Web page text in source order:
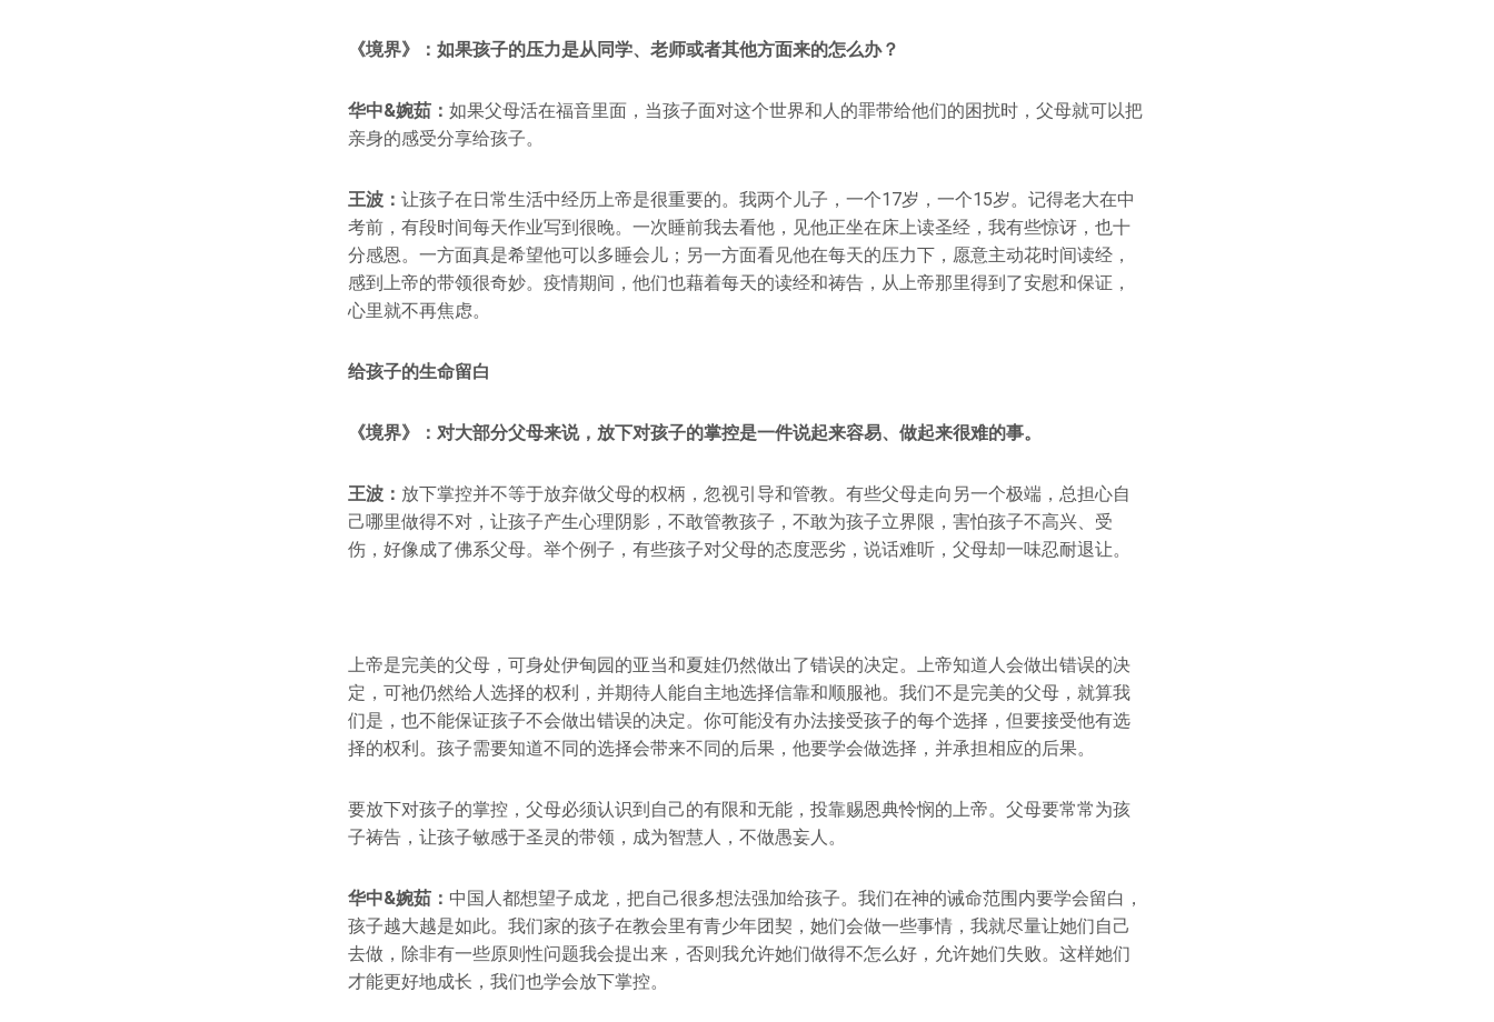
《境界》：如果孩子的压力是从同学、老师或者其他方面来的怎么办？
华中&婉茹： 如果父母活在福音里面，当孩子面对这个世界和人的罪带给他们的困扰时，父母就可以把
亲身的感受分享给孩子。
王波： 让孩子在日常生活中经历上帝是很重要的。我两个儿子，一个17岁，一个15岁。记得老大在中
考前，有段时间每天作业写到很晚。一次睡前我去看他，见他正坐在床上读圣经，我有些惊讶，也十
分感恩。一方面真是希望他可以多睡会儿；另一方面看见他在每天的压力下，愿意主动花时间读经，
感到上帝的带领很奇妙。疫情期间，他们也藉着每天的读经和祷告，从上帝那里得到了安慰和保证，
心里就不再焦虑。
给孩子的生命留白
《境界》：对大部分父母来说，放下对孩子的掌控是一件说起来容易、做起来很难的事。
王波： 放下掌控并不等于放弃做父母的权柄，忽视引导和管教。有些父母走向另一个极端，总担心自
己哪里做得不对，让孩子产生心理阴影，不敢管教孩子，不敢为孩子立界限，害怕孩子不高兴、受
伤，好像成了佛系父母。举个例子，有些孩子对父母的态度恶劣，说话难听，父母却一味忍耐退让。
上帝是完美的父母，可身处伊甸园的亚当和夏娃仍然做出了错误的决定。上帝知道人会做出错误的决
定，可祂仍然给人选择的权利，并期待人能自主地选择信靠和顺服祂。我们不是完美的父母，就算我
们是，也不能保证孩子不会做出错误的决定。你可能没有办法接受孩子的每个选择，但要接受他有选
择的权利。孩子需要知道不同的选择会带来不同的后果，他要学会做选择，并承担相应的后果。
要放下对孩子的掌控，父母必须认识到自己的有限和无能，投靠赐恩典怜悯的上帝。父母要常常为孩
子祷告，让孩子敏感于圣灵的带领，成为智慧人，不做愚妄人。
华中&婉茹： 中国人都想望子成龙，把自己很多想法强加给孩子。我们在神的诫命范围内要学会留白，
孩子越大越是如此。我们家的孩子在教会里有青少年团契，她们会做一些事情，我就尽量让她们自己
去做，除非有一些原则性问题我会提出来，否则我允许她们做得不怎么好，允许她们失败。这样她们
才能更好地成长，我们也学会放下掌控。